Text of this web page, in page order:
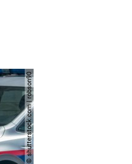
© shutterstock.com | robson90